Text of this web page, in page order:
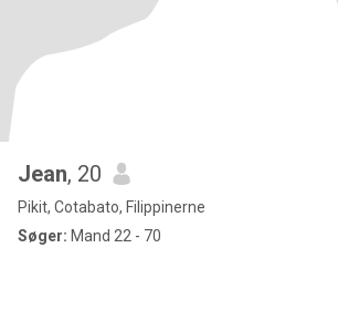
Jean, 20
Pikit, Cotabato, Filippinerne
Søger: Mand 22 - 70